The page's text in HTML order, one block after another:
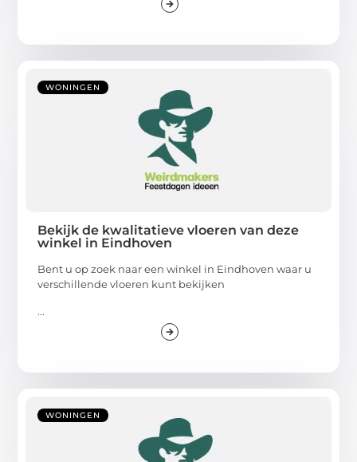
WONINGEN
Bekijk de kwalitatieve vloeren van deze
winkel in Eindhoven
Bent u op zoek naar een winkel in Eindhoven waar u
verschillende vloeren kunt bekijken
...
WONINGEN